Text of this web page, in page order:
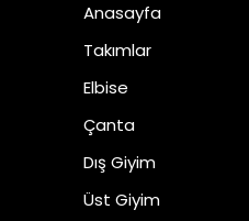
Anasayfa
Takımlar
Elbise
Çanta
Dış Giyim
Üst Giyim